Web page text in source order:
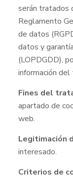
serán tratados
Reglamento
de datos
datos y
(LOPDGDD),
información
Fines del
apartado de
web.
Legitimación
interesado.
Criterios de